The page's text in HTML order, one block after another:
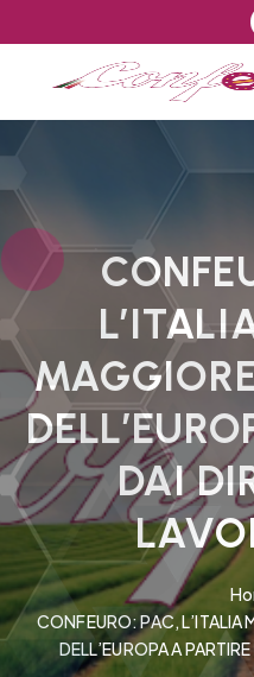
k
t
t
e
t
DAI
CONFEURO: PAC, L’ITALIA
DELL’EUROPA A